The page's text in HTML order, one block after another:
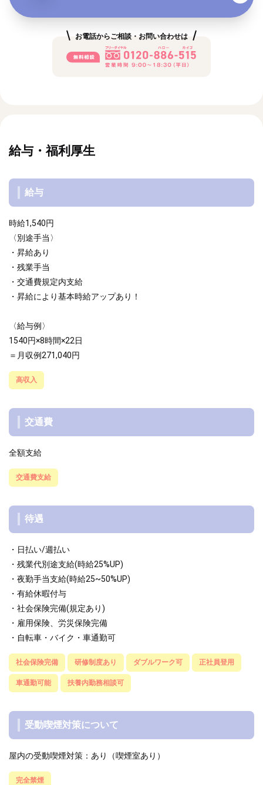
お電話からご相談・お問い合わせは
給与・福利厚生
給与
時給1,540円
〈別途手当〉
・昇給あり
・残業手当
・交通費規定内支給
・昇給により基本時給アップあり！
〈給与例〉
1540円×8時間×22日
＝月収例271,040円
高収入
交通費
全額支給
交通費支給
待遇
・日払い/週払い
・残業代別途支給(時給25%UP)
・夜勤手当支給(時給25~50%UP)
・有給休暇付与
・社会保険完備(規定あり)
・雇用保険、労災保険完備
・自転車・バイク・車通勤可
社会保険完備 研修制度あり ダブルワーク可 正社員登用
車通勤可能 扶養内勤務相談可
受動喫煙対策について
屋内の受動喫煙対策：あり（喫煙室あり）
完全禁煙